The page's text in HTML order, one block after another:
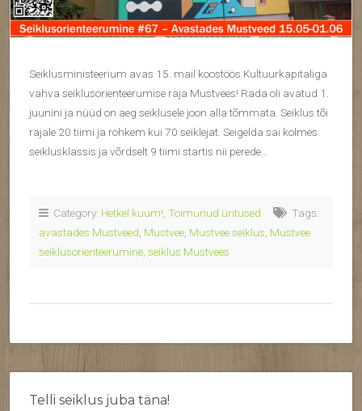
Seiklusministeerium avas 15. mail koostöös Kultuurkapitaliga
vahva seiklusorienteerumise raja Mustvees! Rada oli avatud 1.
juunini ja nüüd on aeg seiklusele joon alla tõmmata. Seiklus tõi
rajale 20 tiimi ja rohkem kui 70 seiklejat. Seigelda sai kolmes
seiklusklassis ja võrdselt 9 tiimi startis nii perede…
Category: Hetkel kuum! Toimunud üritused
Tags:
avastades Mustveed Mustvee Mustvee seiklus Mustvee
seiklusorienteerumine seiklus Mustvees
Telli seiklus juba täna!